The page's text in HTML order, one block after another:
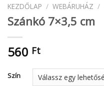
KEZDŐLAP / WEBÁRUHÁZ /
Szánkó 7×3,5 cm
560 Ft
Szín